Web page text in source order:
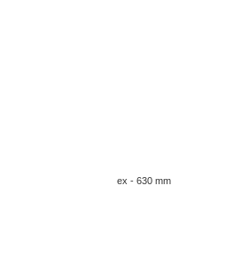
ex - 630 mm